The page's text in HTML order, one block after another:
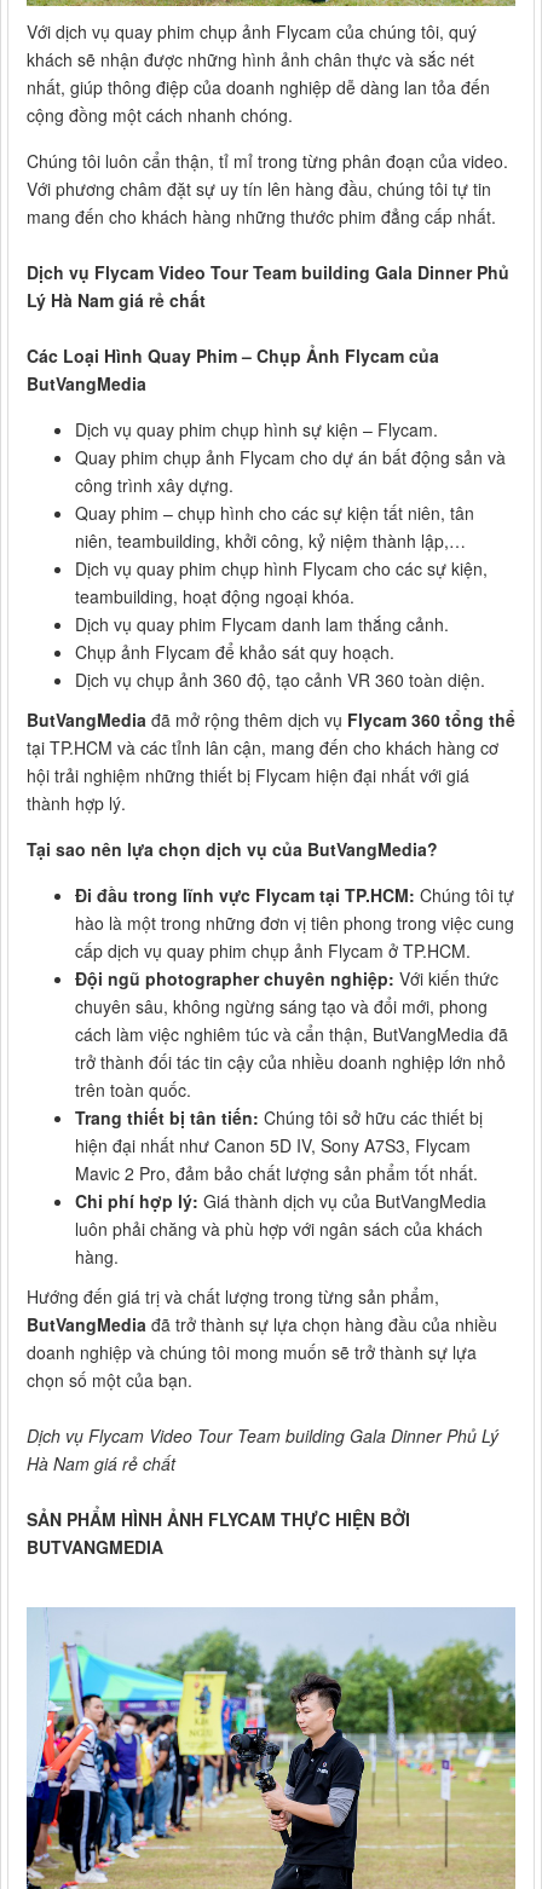
Với dịch vụ quay phim chụp ảnh Flycam của chúng tôi, quý
khách sẽ nhận được những hình ảnh chân thực và sắc nét
nhất, giúp thông điệp của doanh nghiệp dễ dàng lan tỏa đến
cộng đồng một cách nhanh chóng.
Chúng tôi luôn cẩn thận, tỉ mỉ trong từng phân đoạn của video.
Với phương châm đặt sự uy tín lên hàng đầu, chúng tôi tự tin
mang đến cho khách hàng những thước phim đẳng cấp nhất.
Dịch vụ Flycam Video Tour Team building Gala Dinner Phủ
Lý Hà Nam giá rẻ chất
Các Loại Hình Quay Phim – Chụp Ảnh Flycam của
ButVangMedia
Dịch vụ quay phim chụp hình sự kiện – Flycam.
Quay phim chụp ảnh Flycam cho dự án bất động sản và
công trình xây dựng.
Quay phim – chụp hình cho các sự kiện tất niên, tân
niên, teambuilding, khởi công, kỷ niệm thành lập,…
Dịch vụ quay phim chụp hình Flycam cho các sự kiện,
teambuilding, hoạt động ngoại khóa.
Dịch vụ quay phim Flycam danh lam thắng cảnh.
Chụp ảnh Flycam để khảo sát quy hoạch.
Dịch vụ chụp ảnh 360 độ, tạo cảnh VR 360 toàn diện.
ButVangMedia đã mở rộng thêm dịch vụ Flycam 360 tổng thể
tại TP.HCM và các tỉnh lân cận, mang đến cho khách hàng cơ
hội trải nghiệm những thiết bị Flycam hiện đại nhất với giá
thành hợp lý.
Tại sao nên lựa chọn dịch vụ của ButVangMedia?
Đi đầu trong lĩnh vực Flycam tại TP.HCM: Chúng tôi tự
hào là một trong những đơn vị tiên phong trong việc cung
cấp dịch vụ quay phim chụp ảnh Flycam ở TP.HCM.
Đội ngũ photographer chuyên nghiệp: Với kiến thức
chuyên sâu, không ngừng sáng tạo và đổi mới, phong
cách làm việc nghiêm túc và cẩn thận, ButVangMedia đã
trở thành đối tác tin cậy của nhiều doanh nghiệp lớn nhỏ
trên toàn quốc.
Trang thiết bị tân tiến: Chúng tôi sở hữu các thiết bị
hiện đại nhất như Canon 5D IV, Sony A7S3, Flycam
Mavic 2 Pro, đảm bảo chất lượng sản phẩm tốt nhất.
Chi phí hợp lý: Giá thành dịch vụ của ButVangMedia
luôn phải chăng và phù hợp với ngân sách của khách
hàng.
Hướng đến giá trị và chất lượng trong từng sản phẩm,
ButVangMedia đã trở thành sự lựa chọn hàng đầu của nhiều
doanh nghiệp và chúng tôi mong muốn sẽ trở thành sự lựa
chọn số một của bạn.
Dịch vụ Flycam Video Tour Team building Gala Dinner Phủ Lý
Hà Nam giá rẻ chất
SẢN PHẨM HÌNH ẢNH FLYCAM THỰC HIỆN BỞI
BUTVANGMEDIA